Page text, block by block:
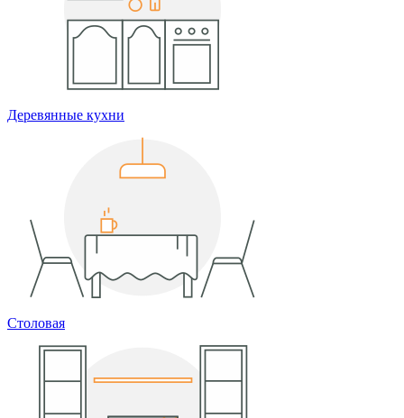
Деревянные кухни
Столовая